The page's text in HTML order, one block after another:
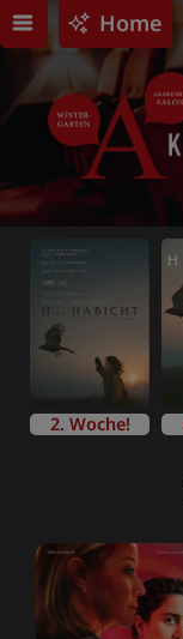
Home
2. Woche!